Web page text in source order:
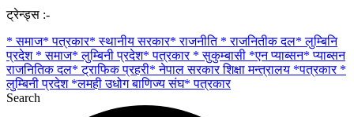
ट्रेन्ड्स :-
* समाज* पत्रकार* स्थानीय सरकार* राजनीति * राजनितीक दल* लुम्बिनि
प्रदेश * समाज* लुम्बिनी प्रदेश* पत्रकार * सुकुम्बासी *एन प्याब्सन* प्याब्सन
राजनितिक दल* ट्राफिक प्रहरी* नेपाल सरकार शिक्षा मन्त्रालय *पत्रकार *
लुम्बिनी प्रदेश *लमही उधोग बाणिज्य संघ* पत्रकार
Search